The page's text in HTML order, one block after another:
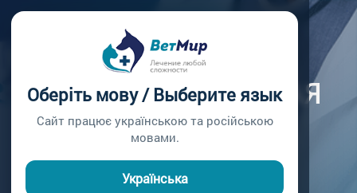
Оберіть мову / Выберите язык
Сайт працює українською та російською
мовами.
Українська
СКАЛЬПИРОВАННАЯ
РАНА НИЖНЕЙ
ЧЕЛЮСТИ
Скальпированная рана нижней челюсти